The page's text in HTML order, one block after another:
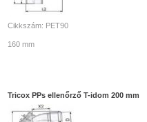
Cikkszám: PET90
160 mm
Tricox PPs ellenőrző T-idom 200 mm